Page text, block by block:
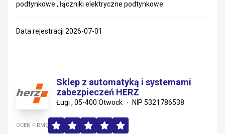
podtynkowe , łączniki elektryczne podtynkowe
Data rejestracji 2026-07-01
Sklep z automatyką i systemami
zabezpieczeń HERZ
Ługi , 05-400 Otwock NIP 5321786538
OCEŃ FIRMĘ